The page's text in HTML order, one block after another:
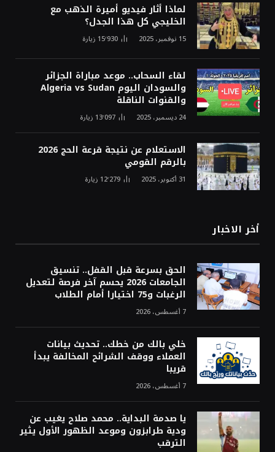
لماذا أثار فيديو أميرة الذهب مع
الخليجي كل هذا الجدل؟
15 نوفمبر، 2025 15٬930 زيارة
لقاء السحاب.. موعد مباراة الجزائر
والسودان اليوم Algeria vs Sudan
والقنوات الناقلة
24 ديسمبر، 2025 13٬097 زيارة
الاستعلام عن نتيجة قرعة الحج 2026
بالرقم القومي
31 أكتوبر، 2025 12٬279 زيارة
أخر الاخبار
الحق بسرعة قبل القفل.. تنسيق
الجامعات 2026 يحسم آخر فرصة لتعديل
الرغبات و75 اختيارا أمام الطلاب
7 أغسطس، 2026
خلي بالك من خطك.. تحديث بيانات
العملاء ووقف الشرائح المخالفة يبدأ
قريبا
7 أغسطس، 2026
يا صدمة البداية.. محمد صلاح يغيب عن
ودية طرابزون وموعد الظهور الأول يثير
الترقب